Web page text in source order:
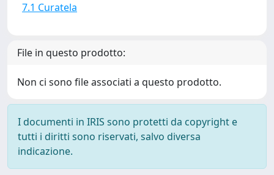
7.1 Curatela
File in questo prodotto:
Non ci sono file associati a questo prodotto.
I documenti in IRIS sono protetti da copyright e
tutti i diritti sono riservati, salvo diversa
indicazione.